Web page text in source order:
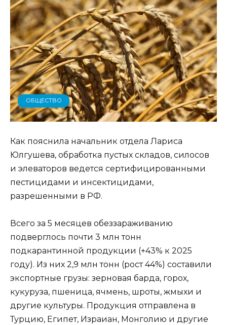
ОБЩЕСТВО
Как пояснила начальник отдела Лариса
Юлгушева, обработка пустых складов, силосов
и элеваторов ведется сертифицированными
пестицидами и инсектицидами,
разрешенными в РФ.
Всего за 5 месяцев обеззараживанию
подверглось почти 3 млн тонн
подкарантинной продукции (+43% к 2025
году). Из них 2,9 млн тонн (рост 44%) составили
экспортные грузы: зерновая барда, горох,
кукуруза, пшеница, ячмень, шроты, жмыхи и
другие культуры. Продукция отправлена в
Турцию, Египет, Израиан, Монголию и другие